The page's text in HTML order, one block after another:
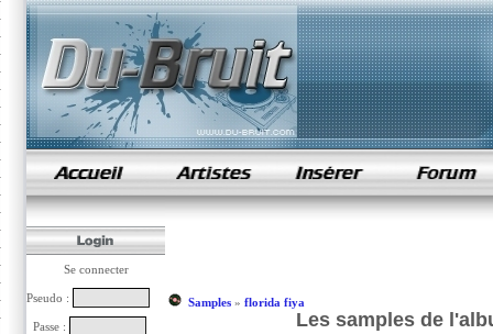
samples de rap
Se connecter
Pseudo :
Passe :
Samples» florida fiya
Les samples de